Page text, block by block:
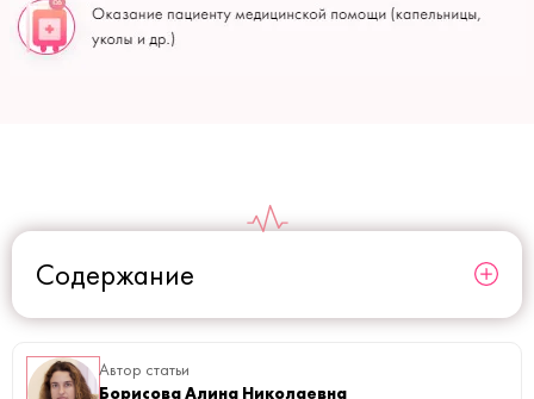
Содержание
Автор статьи
Борисова Алина Николаевна